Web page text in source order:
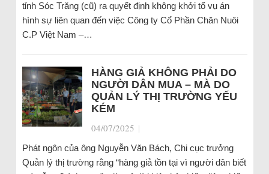
tỉnh Sóc Trăng (cũ) ra quyết định không khởi tố vụ án
hình sự liên quan đến việc Công ty Cổ Phần Chăn Nuôi
C.P Việt Nam –…
HÀNG GIẢ KHÔNG PHẢI DO
NGƯỜI DÂN MUA – MÀ DO
QUẢN LÝ THỊ TRƯỜNG YẾU
KÉM
04/07/2025 |
Phát ngôn của ông Nguyễn Văn Bách, Chi cục trưởng
Quản lý thị trường rằng “hàng giả tồn tại vì người dân biết